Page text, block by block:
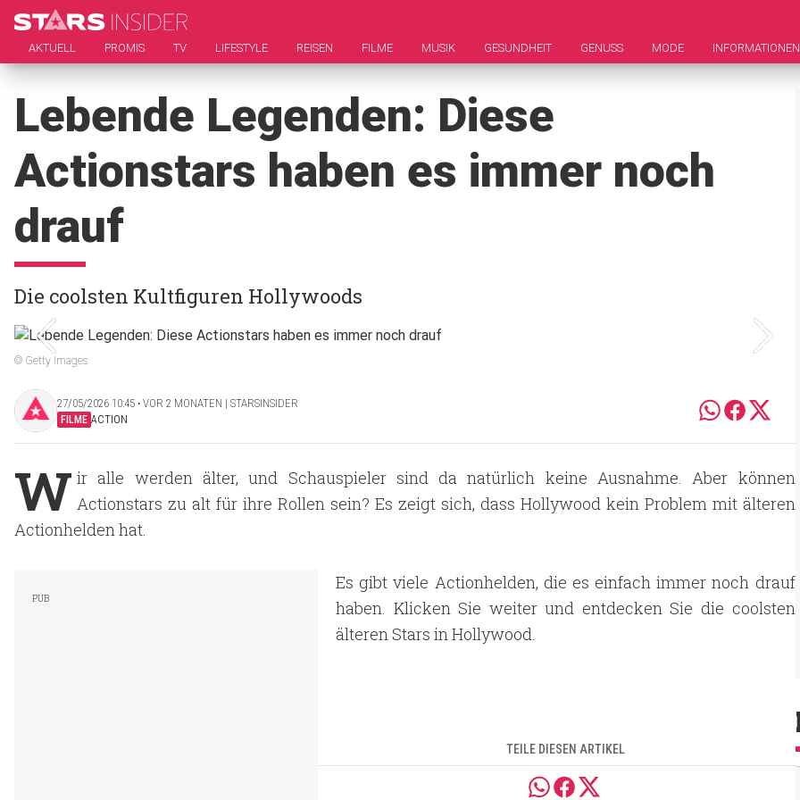
AKTUELL PROMIS TV LIFESTYLE REISEN FILME MUSIK GESUNDHEIT GENUSS MODE INFORMATIONEN
Lebende Legenden: Diese
Actionstars haben es immer noch
drauf
Die coolsten Kultfiguren Hollywoods
© Getty Images
27/05/2026 10:45 ‧ VOR 2 MONATEN | STARSINSIDER
FILME ACTION
W ir alle werden älter, und Schauspieler sind da natürlich keine Ausnahme. Aber können
Actionstars zu alt für ihre Rollen sein? Es zeigt sich, dass Hollywood kein Problem mit älteren
Actionhelden hat.
Es gibt viele Actionhelden, die es einfach immer noch drauf
haben. Klicken Sie weiter und entdecken Sie die coolsten
älteren Stars in Hollywood.
TEILE DIESEN ARTIKEL